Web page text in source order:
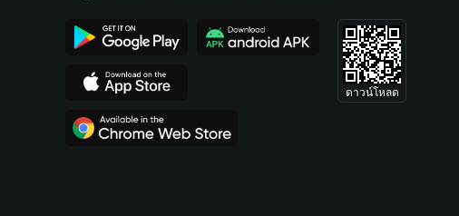
Português (Brasil)
ดาวน์โหลด